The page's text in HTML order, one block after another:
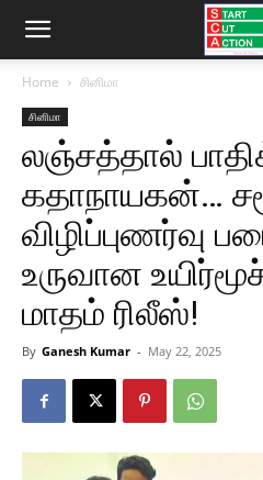
Home சினிமா
சினிமா
லஞ்சத்தால்
கதாநாயகன்…
விழிப்புணர்வு
உருவான
மாதம் ரிலீஸ்!
By Ganesh Kumar - May 22, 2025